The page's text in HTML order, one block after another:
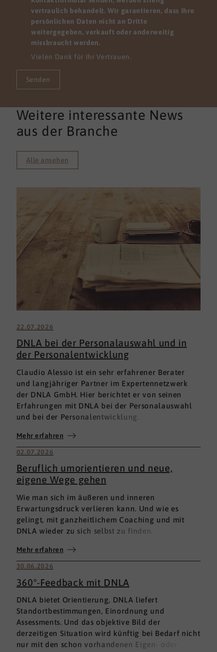
vertraulich behandelt. Wir garantieren, dass Ihre
persönlichen Daten nicht an Dritte
weitergegeben, verkauft oder anderweitig
missbraucht werden.
Vielen Dank für Ihr Vertrauen.
Senden
Weitere interessante News
aus der Branche
Alle ansehen
22.07.2026
DNLA bei der Personalauswahl und in
der Personalentwicklung
Claudio Alessio ist ein sehr erfahrener Berater
und langjähriger Partner im Expertennetzwerk
der DNLA GmbH. Hier berichtet er von seinen
Erfahrungen mit DNLA bei der Personalauswahl
und bei der Personalentwicklung.
Mehr erfahren
02.07.2026
Beruflich umorientieren und neue,
eigene Wege gehen
Wie man sich im äußeren und inneren
Erwartungsdruck verlieren kann. Und wie es
gelingt, mit ganzheitlichem Coaching und mit
DNLA wieder zu sich selbst zu finden.
Mehr erfahren
30.06.2026
360°-Feedback mit DNLA
DNLA bietet Orientierung, DNLA liefert
Standortbestimmungen, Einordnung und
Assessments. Und das objektive Bild der
derzeitigen Situation wird künftig bei Bedarf nicht
nur mit den schon vorhandenen Eigen- oder